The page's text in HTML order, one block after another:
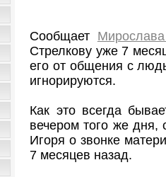
Сообщает
Стрелкову уже 7
его от общения с
игнорируются.
Как это всегда
вечером того же дня,
Игоря о звонке
7 месяцев назад.